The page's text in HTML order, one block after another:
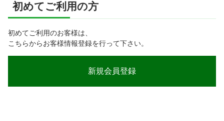
初めてご利用の方
初めてご利用のお客様は、
こちらからお客様情報登録を行って下さい。